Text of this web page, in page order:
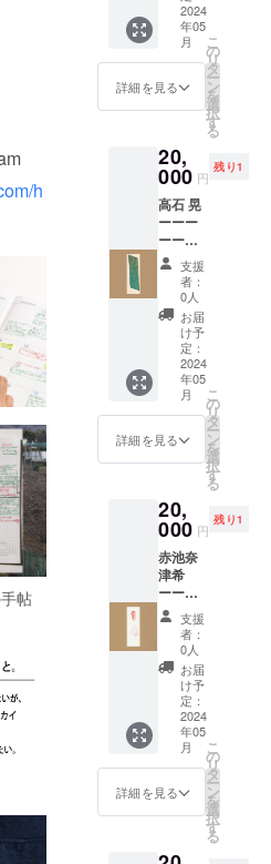
h
帖
る言葉
は、今
日も虚
飾なく
ブルー
ライト
く。
「平岡
手帖」
刊行に
あた
り、私
は賛同
の意を
表す。
彼の言
葉を情
報とし
てでは
なく、
物質と
して届
けるこ
と。そ
れが彼
にとっ
て望ま
しい在
り方な
のだろ
う。厳
選され
た質感
と、意
匠を凝
らした
装丁。
さりげ
なく文
庫本の
ような
体を
とって
いる
こか異
ぽくて
面白
かっ
た。 平
岡手帖
んの眼
を通し
て過日
の展示
を眺め
ること
にな
る。今
はもう
ない景
色とい
うと例
えば写
真に
写った
景色で
あり、
展覧会
であ
り、そ
れぞれ
の頭の
中で再
生され
る過去
見た景
色すべ
てでも
あるけ
れど、
これま
で平岡
中にだ
け残さ
ティス
トの展
覧会に
行った
りする
のは、
あまり
はな
い。ご
本人が
いたり
すると
尚更だ
が、独
特のエ
ネル
ギーに
あてら
れて、
こちら
はグン
グンと
疲れて
しまう
りのあ
る体験
になる
のかな
とも思
うが、
とにか
くヘト
ヘトに
なって
しまう
ことが
ある。
だか
ら、平
岡さん
のアー
録とし
ての佇
まいが
あるよ
いま
す。平
が1日に
見た、1
週間に
見た作
品、1ヶ
月で見
た作
品、そ
れらが
時間と
いうリ
ニアな
流れを
越え
て、平
岡さん
によっ
て点と
点で繋
り重な
り合わ
された
りする
こと
が、そ
のこと
自体の
意味を
超えて
美術に
広がり
を持た
せてく
れるの
ではな
いか
と、楽
しみに
ます。
てくれ
る人は
そうい
この人
から作
るの
か、話
を聞き
たい。
う変な
人は好
きだ。
平岡さ
んは
「日記
的冒
険」を
し、僕
は日記
帖のな
かを冒
る。そ
の冒険
のなか
で、知
らない
人や作
品に出
会う。
偶然知
り合い
に出会
うこと
もあ
る。道
端で
ばった
り出
会った
ような
な感
平岡さ
んは遠
路はる
ばる来
てくれ
だった
が、物
静かな
方だと
思っ
た。 平
岡さん
は6時間
ものあ
いだ、
私のス
タジオ
に掛
かって
いる絵
を見続
けてく
は驚
き、そ
してこ
んなこ
とを告
白する
のは
ちょっ
と失礼
だが、
平岡さ
んの行
動を若
干不審
に思
れとな
く彼に
品しお
りサイ
ズ ＋ ●
この作
品の額
装「額
縁工房
特別割
引チ
ケット
ーーー
ーー 応
援コメ
ント：
山本篤 -
黒澤映
画の常
連端役
と言っ
ては失
礼かも
しれな
い。改
めて平
た時
に、カ
ラーよ
りも白
黒が、
そして
黒が
しっか
りと潰
れた少
し粒子
の粗い
画が合
うよう
に思え
た。
「用心
2024
年05
月
詳細を見る
こ
の
リ
タ
ー
ン
を
選
択
す
る
20,
000 円
残り1
高石 晃
ーーー
ーー
●『平岡
手帖』
定期購
読_12ヶ
月 ＋ ●
作家作
品しお
りサイ
ズ ＋ ●
この作
品の額
装「額
縁工房
特別割
引チ
ケット
ーーー
ーー 応
援コメ
ント：
高石 晃
- 展示を
見に行
くとほ
とんど
毎回平
岡さん
に遭遇
する。
国立の
支援
者：
0人
お届
け予
定：
2024
年05
月
詳細を見る
こ
の
リ
タ
ー
ン
を
選
択
す
る
20,
000 円
残り1
赤池奈
津希
ーーー
ーー
●『平岡
手帖』
定期購
読_12ヶ
月 ＋ ●
作家作
品しお
りサイ
ズ ＋ ●
この作
品の額
装「額
片隅」
支援
者：
0人
お届
け予
定：
2024
年05
月
詳細を見る
こ
の
リ
タ
ー
ン
を
選
択
す
る